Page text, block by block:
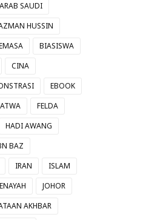
ARAB SAUDI
HUSSIN
BIASISWA
CINA
EBOOK
FELDA
HADI AWANG
BAZ
IRAN
ISLAM
JOHOR
AKHBAR